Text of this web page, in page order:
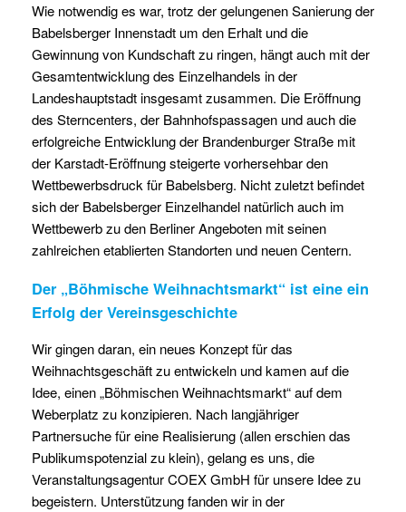
Wie notwendig es war, trotz der gelungenen Sanierung der
Babelsberger Innenstadt um den Erhalt und die
Gewinnung von Kundschaft zu ringen, hängt auch mit der
Gesamtentwicklung des Einzelhandels in der
Landeshauptstadt insgesamt zusammen. Die Eröffnung
des Sterncenters, der Bahnhofspassagen und auch die
erfolgreiche Entwicklung der Brandenburger Straße mit
der Karstadt-Eröffnung steigerte vorhersehbar den
Wettbewerbsdruck für Babelsberg. Nicht zuletzt befindet
sich der Babelsberger Einzelhandel natürlich auch im
Wettbewerb zu den Berliner Angeboten mit seinen
zahlreichen etablierten Standorten und neuen Centern.
Der „Böhmische Weihnachtsmarkt“ ist eine ein
Erfolg der Vereinsgeschichte
Wir gingen daran, ein neues Konzept für das
Weihnachtsgeschäft zu entwickeln und kamen auf die
Idee, einen „Böhmischen Weihnachtsmarkt“ auf dem
Weberplatz zu konzipieren. Nach langjähriger
Partnersuche für eine Realisierung (allen erschien das
Publikumspotenzial zu klein), gelang es uns, die
Veranstaltungsagentur COEX GmbH für unsere Idee zu
begeistern. Unterstützung fanden wir in der